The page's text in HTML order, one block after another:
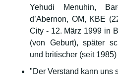
Yehudi Menuhin,
d’Abernon, OM, KBE
City - 12. März 1999 in
(von Geburt), später
und britischer (seit
"Der Verstand kann uns